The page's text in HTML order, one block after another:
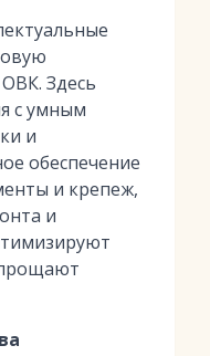
Здесь
с умным
и
обеспечение
и крепеж,
и